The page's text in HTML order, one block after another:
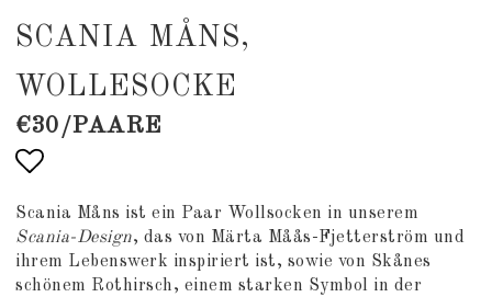
SCANIA MÅNS,
WOLLESOCKE
€30/PAARE
Add to list of favorites
Scania Måns ist ein Paar Wollsocken in unserem
Scania-Design, das von Märta Måås-Fjetterström und
ihrem Lebenswerk inspiriert ist, sowie von Skånes
schönem Rothirsch, einem starken Symbol in der